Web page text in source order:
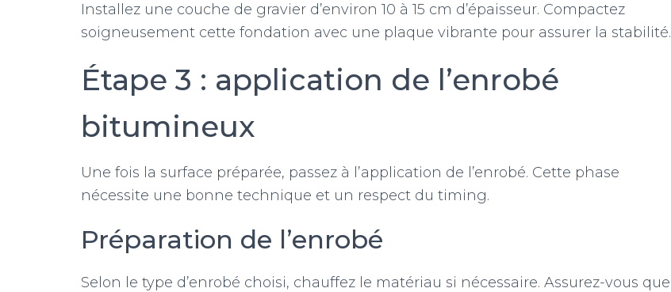
Installez une couche de gravier d’environ 10 à 15 cm d’épaisseur. Compactez
soigneusement cette fondation avec une plaque vibrante pour assurer la stabilité.
Étape 3 : application de l’enrobé
bitumineux
Une fois la surface préparée, passez à l’application de l’enrobé. Cette phase
nécessite une bonne technique et un respect du timing.
Préparation de l’enrobé
Selon le type d’enrobé choisi, chauffez le matériau si nécessaire. Assurez-vous que